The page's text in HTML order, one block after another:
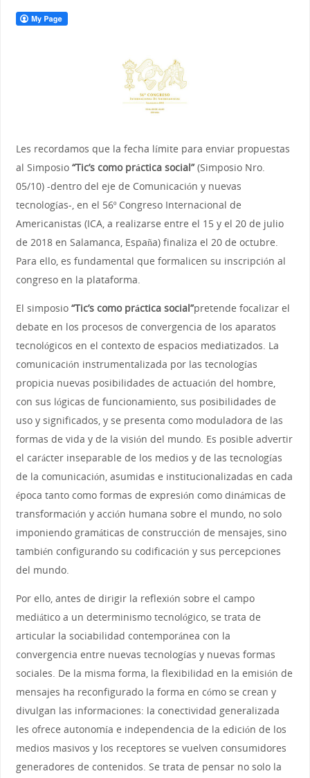
Les recordamos que la fecha límite para enviar propuestas
al Simposio “Tic’s como práctica social”(Simposio Nro.
05/10) -dentro del eje de Comunicación y nuevas
tecnologías-, en el 56º Congreso Internacional de
Americanistas (ICA, a realizarse entre el 15 y el 20 de julio
de 2018 en Salamanca, España) finaliza el 20 de octubre.
Para ello, es fundamental que formalicen su inscripción al
congreso en la plataforma.
El simposio “Tic’s como práctica social”pretende focalizar el
debate en los procesos de convergencia de los aparatos
tecnológicos en el contexto de espacios mediatizados. La
comunicación instrumentalizada por las tecnologías
propicia nuevas posibilidades de actuación del hombre,
con sus lógicas de funcionamiento, sus posibilidades de
uso y significados, y se presenta como moduladora de las
formas de vida y de la visión del mundo. Es posible advertir
el carácter inseparable de los medios y de las tecnologías
de la comunicación, asumidas e institucionalizadas en cada
época tanto como formas de expresión como dinámicas de
transformación y acción humana sobre el mundo, no solo
imponiendo gramáticas de construcción de mensajes, sino
también configurando su codificación y sus percepciones
del mundo.
Por ello, antes de dirigir la reflexión sobre el campo
mediático a un determinismo tecnológico, se trata de
articular la sociabilidad contemporánea con la
convergencia entre nuevas tecnologías y nuevas formas
sociales. De la misma forma, la flexibilidad en la emisión de
mensajes ha reconfigurado la forma en cómo se crean y
divulgan las informaciones: la conectividad generalizada
les ofrece autonomía e independencia de la edición de los
medios masivos y los receptores se vuelven consumidores
generadores de contenidos. Se trata de pensar no solo la